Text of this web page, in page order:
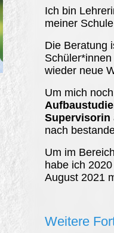
Ich bin
meiner
Die Beratung
wieder neue
Um mich
Supervisorin
nach
Um im
habe ich
August 2021
Weitere